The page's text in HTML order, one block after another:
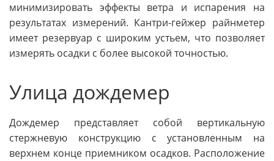
минимизировать эффекты ветра и испарения на
результатах измерений. Кантри-гейжер райнметер
имеет резервуар с широким устьем, что позволяет
измерять осадки с более высокой точностью.
Улица дождемер
Дождемер представляет собой вертикальную
стержневую конструкцию с установленным на
верхнем конце приемником осадков. Расположение